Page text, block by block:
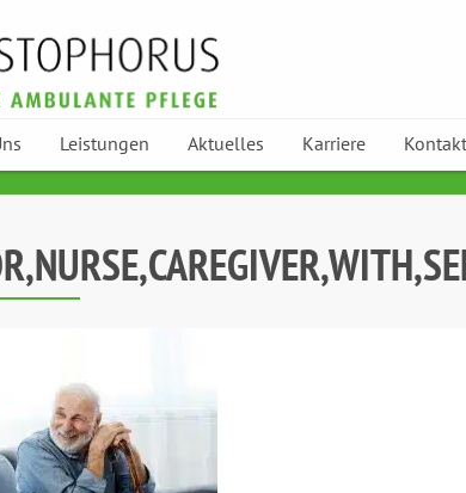
Leistungen Aktuelles Karriere Kontakt